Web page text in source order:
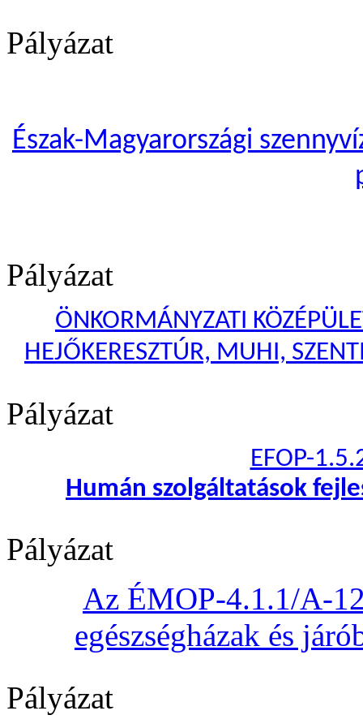
Pályázat
Észak-Magyarországi
Pályázat
ÖNKORMÁNYZATI
HEJŐKERESZTÚR, MUHI,
Pályázat
EFOP-
Humán szolgáltatások
Pályázat
Az ÉMOP-4.1.1/A-
egészségházak és
Pályázat